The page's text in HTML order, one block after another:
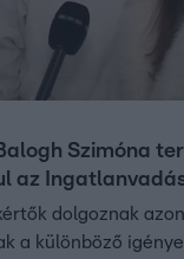
Szimóna
az
dolgoznak
a különböző